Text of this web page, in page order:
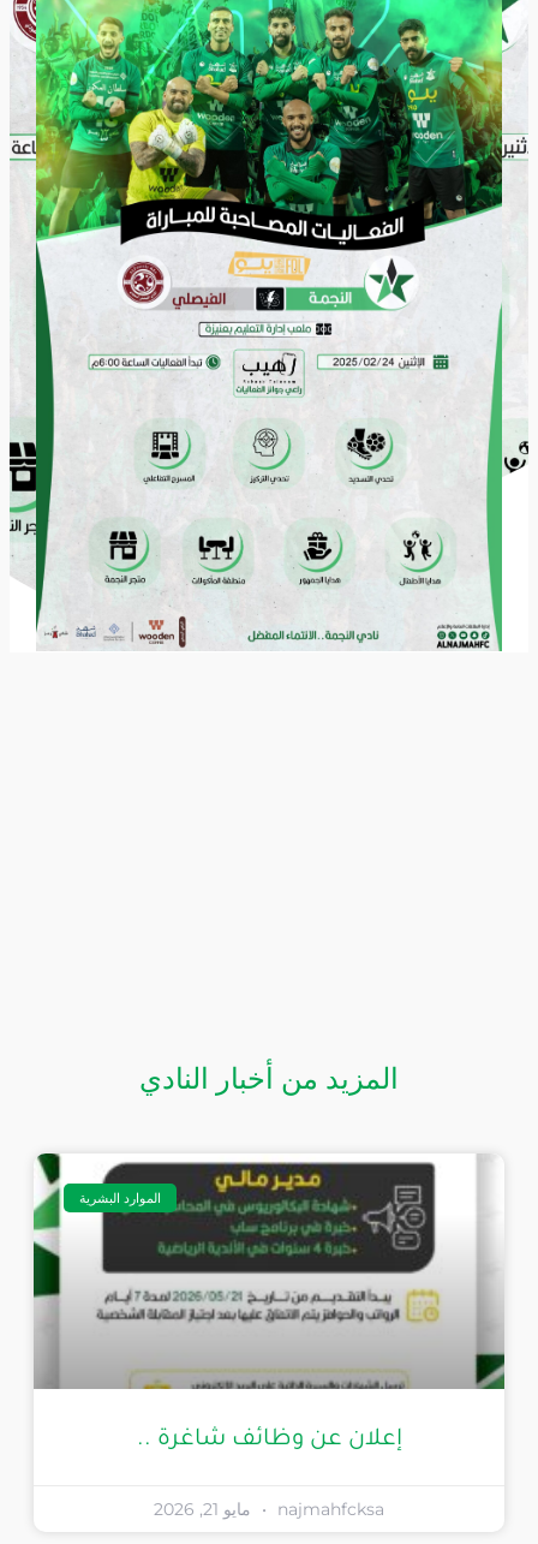
المزيد من أخبار النادي
الموارد البشرية
إعلان عن وظائف شاغرة ..
najmahfcksa مايو 21, 2026